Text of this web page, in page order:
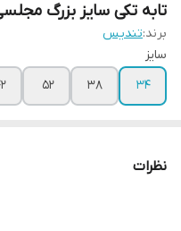
تابه تکی سایز بزرگ
برند:تندیس
سایز
۳۴
۳۸ ۵۲
نظرات